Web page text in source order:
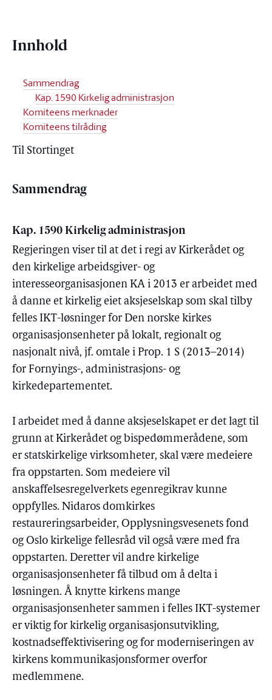
Innhold
Sammendrag
Kap. 1590 Kirkelig administrasjon
Komiteens merknader
Komiteens tilråding
Til Stortinget
Sammendrag
Kap. 1590 Kirkelig administrasjon
Regjeringen viser til at det i regi av Kirkerådet og
den kirkelige arbeidsgiver- og
interesseorganisasjonen KA i 2013 er arbeidet med
å danne et kirkelig eiet aksjeselskap som skal tilby
felles IKT-løsninger for Den norske kirkes
organisasjonsenheter på lokalt, regionalt og
nasjonalt nivå, jf. omtale i Prop. 1 S (2013–2014)
for Fornyings-, administrasjons- og
kirkedepartementet.
I arbeidet med å danne aksjeselskapet er det lagt til
grunn at Kirkerådet og bispedømmerådene, som
er statskirkelige virksomheter, skal være medeiere
fra oppstarten. Som medeiere vil
anskaffelsesregelverkets egenregikrav kunne
oppfylles. Nidaros domkirkes
restaureringsarbeider, Opplysningsvesenets fond
og Oslo kirkelige fellesråd vil også være med fra
oppstarten. Deretter vil andre kirkelige
organisasjonsenheter få tilbud om å delta i
løsningen. Å knytte kirkens mange
organisasjonsenheter sammen i felles IKT-systemer
er viktig for kirkelig organisasjonsutvikling,
kostnadseffektivisering og for moderniseringen av
kirkens kommunikasjonsformer overfor
medlemmene.